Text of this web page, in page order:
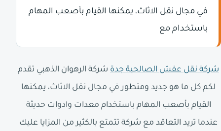
في مجال نقل الاثاث، يمكنها القيام بأصعب المهام
باستخدام مع
شركة نقل عفش الصالحية جدة شركة الرهوان الذهبي تقدم
لكم كل ما هو جديد ومتطور في مجال نقل الاثاث، يمكنها
القيام بأصعب المهام باستخدام معدات وادوات حديثة
عندما تريد التعاقد مع شركة تتمتع بالكثير من المزايا عليك